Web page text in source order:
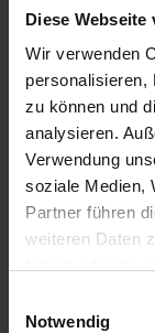
Diese Webseite
Wir verwenden
personalisieren,
zu können und
analysieren.
Verwendung
soziale Medien,
Partner führen
weiteren Daten
Notwendig